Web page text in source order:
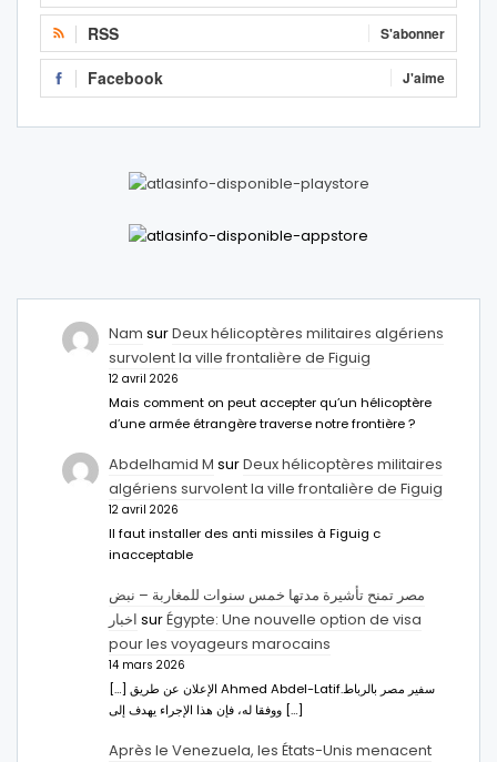
RSS S'abonner
Facebook J'aime
Nam surDeux hélicoptères militaires algériens
survolent la ville frontalière de Figuig
12 avril 2026
Mais comment on peut accepter qu’un hélicoptère
d’une armée étrangère traverse notre frontière ?
Abdelhamid M surDeux hélicoptères militaires
algériens survolent la ville frontalière de Figuig
12 avril 2026
Il faut installer des anti missiles à Figuig c
inacceptable
مصر تمنح تأشيرة مدتها خمس سنوات للمغاربة – نبض
اخبار surÉgypte: Une nouvelle option de visa
pour les voyageurs marocains
14 mars 2026
[…] الإعلان عن طريق Ahmed Abdel-Latifسفير مصر بالرباط.
ووفقا له، فإن هذا الإجراء يهدف إلى […]
Après le Venezuela, les États-Unis menacent